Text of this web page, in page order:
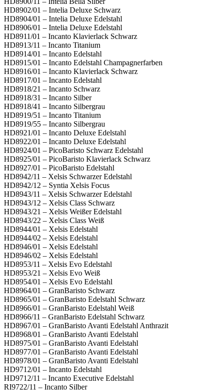
HD8902/01 – Intelia Deluxe Schwarz
HD8904/01 – Intelia Deluxe Edelstahl
HD8906/01 – Intelia Deluxe Edelstahl
HD8911/01 – Incanto Klavierlack Schwarz
HD8913/11 – Incanto Titanium
HD8914/01 – Incanto Edelstahl
HD8915/01 – Incanto Edelstahl Champagnerfarben
HD8916/01 – Incanto Klavierlack Schwarz
HD8917/01 – Incanto Edelstahl
HD8918/21 – Incanto Schwarz
HD8918/31 – Incanto Silber
HD8918/41 – Incanto Silbergrau
HD8919/51 – Incanto Titanium
HD8919/55 – Incanto Silbergrau
HD8921/01 – Incanto Deluxe Edelstahl
HD8922/01 – Incanto Deluxe Edelstahl
HD8924/01 – PicoBaristo Schwarz Edelstahl
HD8925/01 – PicoBaristo Klavierlack Schwarz
HD8927/01 – PicoBaristo Edelstahl
HD8942/11 – Xelsis Schwarzer Edelstahl
HD8942/12 – Syntia Xelsis Focus
HD8943/11 – Xelsis Schwarzer Edelstahl
HD8943/12 – Xelsis Class Schwarz
HD8943/21 – Xelsis Weißer Edelstahl
HD8943/22 – Xelsis Class Weiß
HD8944/01 – Xelsis Edelstahl
HD8944/02 – Xelsis Edelstahl
HD8946/01 – Xelsis Edelstahl
HD8946/02 – Xelsis Edelstahl
HD8953/11 – Xelsis Evo Edelstahl
HD8953/21 – Xelsis Evo Weiß
HD8954/01 – Xelsis Evo Edelstahl
HD8964/01 – GranBaristo Schwarz
HD8965/01 – GranBaristo Edelstahl Schwarz
HD8966/01 – GranBaristo Edelstahl Weiß
HD8966/11 – GranBaristo Edelstahl Schwarz
HD8967/01 – GranBaristo Avanti Edelstahl Anthrazit
HD8968/01 – GranBaristo Avanti Edelstahl
HD8975/01 – GranBaristo Avanti Edelstahl
HD8977/01 – GranBaristo Avanti Edelstahl
HD8978/01 – GranBaristo Avanti Edelstahl
HD9712/01 – Incanto Edelstahl
HD9712/11 – Incanto Executive Edelstahl
RI9722/11 – Incanto Silber